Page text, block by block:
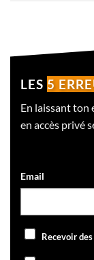
LES 5
En laissant ton
en accès privé
Email
Recevoir